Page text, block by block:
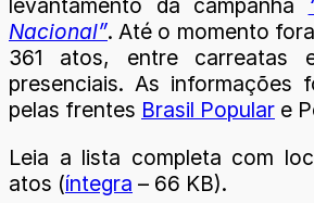
levantamento da campanha
Nacional”. Até o momento
361 atos, entre carreatas
presenciais. As informações
pelas frentes Brasil Popular e
Leia a lista completa com
atos (íntegra – 66 KB).